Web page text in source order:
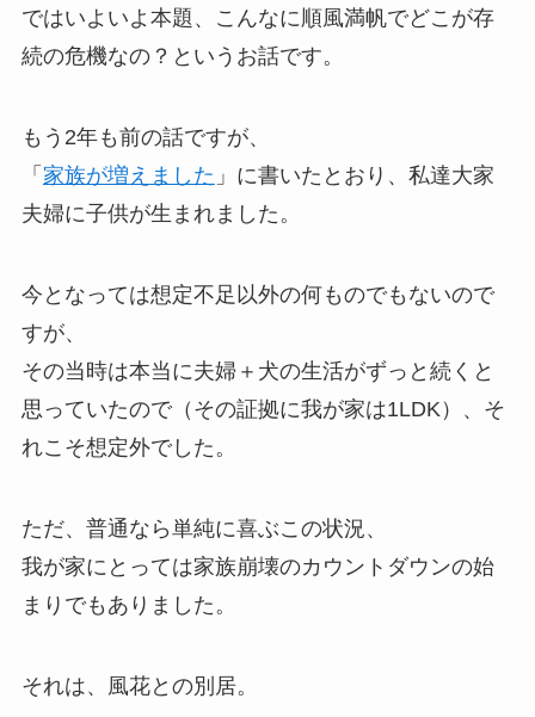
ではいよいよ本題、こんなに順風満帆でどこが存
続の危機なの？というお話です。
もう2年も前の話ですが、
「 家族が増えました 」に書いたとおり、私達大家
夫婦に子供が生まれました。
今となっては想定不足以外の何ものでもないので
すが、
その当時は本当に夫婦＋犬の生活がずっと続くと
思っていたので（その証拠に我が家は1LDK）、そ
れこそ想定外でした。
ただ、普通なら単純に喜ぶこの状況、
我が家にとっては家族崩壊のカウントダウンの始
まりでもありました。
それは、風花との別居。